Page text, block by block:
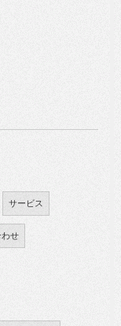
サービス
せ